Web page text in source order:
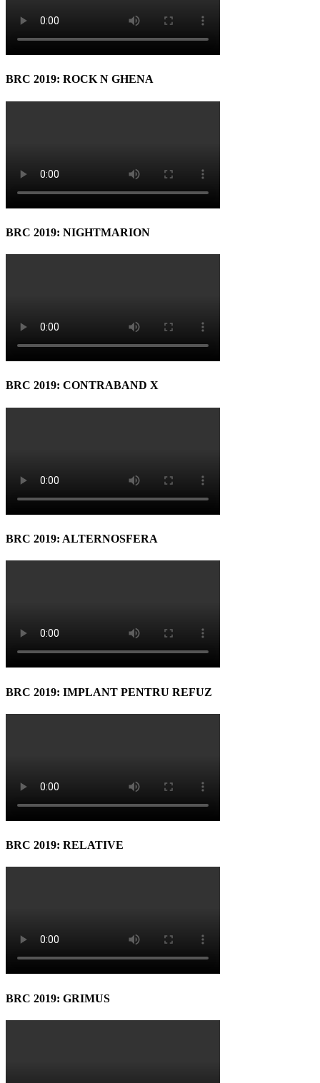
BRC 2019: ROCK N GHENA
BRC 2019: NIGHTMARION
BRC 2019: CONTRABAND X
BRC 2019: ALTERNOSFERA
BRC 2019: IMPLANT PENTRU REFUZ
BRC 2019: RELATIVE
BRC 2019: GRIMUS